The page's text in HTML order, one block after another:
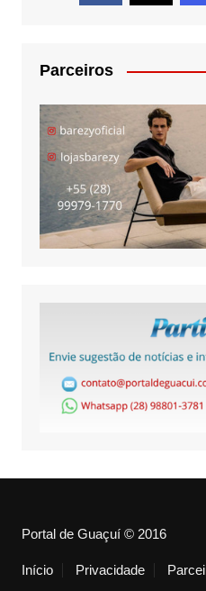
Parceiros
Portal de Guaçuí © 2016
Início Privacidade